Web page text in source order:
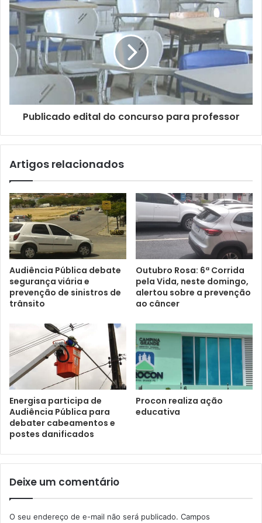
d
e
m
l
Publicado edital do concurso para professor
Artigos relacionados
Audiência Pública debate
segurança viária e
prevenção de sinistros de
trânsito
Outubro Rosa: 6ª Corrida
pela Vida, neste domingo,
alertou sobre a prevenção
ao câncer
Energisa participa de
Audiência Pública para
debater cabeamentos e
postes danificados
Procon realiza ação
educativa
Deixe um comentário
O seu endereço de e-mail não será publicado. Campos